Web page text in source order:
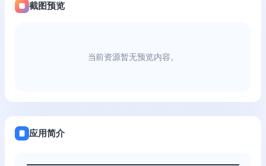
截图预览
当前资源暂无预览内容。
应用简介